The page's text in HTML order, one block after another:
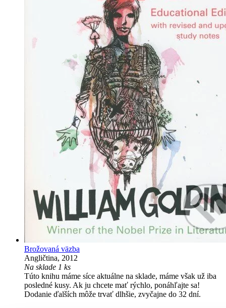
Brožovaná väzba
Angličtina, 2012
Na sklade 1 ks
Túto knihu máme síce aktuálne na sklade, máme však už iba
posledné kusy. Ak ju chcete mať rýchlo, ponáhľajte sa!
Dodanie ďalších môže trvať dlhšie, zvyčajne do 32 dní.